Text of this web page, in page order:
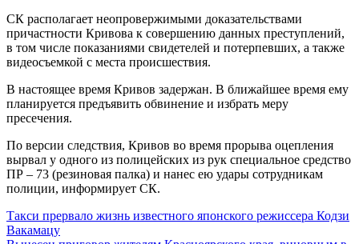
СК располагает неопровержимыми доказательствами
причастности Кривова к совершению данных преступлений,
в том числе показаниями свидетелей и потерпевших, а также
видеосъемкой с места происшествия.
В настоящее время Кривов задержан. В ближайшее время ему
планируется предъявить обвинение и избрать меру
пресечения.
По версии следствия, Кривов во время прорыва оцепления
вырвал у одного из полицейских из рук специальное средство
ПР – 73 (резиновая палка) и нанес ею удары сотрудникам
полиции, информирует СК.
Навигация
Такси прервало жизнь известного японского режиссера Кодзи
Вакамацу